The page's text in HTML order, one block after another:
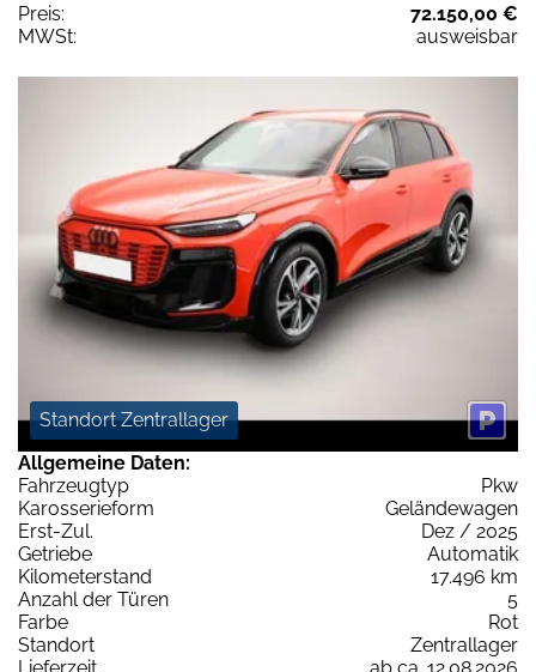
Preis:
72.150,00 €
MWSt:
ausweisbar
Standort Zentrallager
Allgemeine Daten:
Fahrzeugtyp
Pkw
Karosserieform
Geländewagen
Erst-Zul.
Dez / 2025
Getriebe
Automatik
Kilometerstand
17.496 km
Anzahl der Türen
5
Farbe
Rot
Standort
Zentrallager